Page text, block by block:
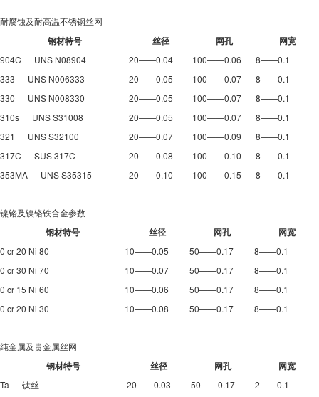
耐腐蚀及耐高温不锈钢丝网
钢材特号 丝径 网孔 网宽
904C UNS N08904 20——0.04 100——0.06
8——0.1
333 UNS N006333
20——0.05 100——0.07
8——0.1
330 UNS N008330
20——0.05 100——0.07
8——0.1
310s UNS S31008
20——0.05 100——0.07
8——0.1
321 UNS S32100
20——0.07 100——0.09
8——0.1
317C SUS 317C
20——0.08 100——0.10
8——0.1
353MA UNS S35315
20——0.10 100——0.15 8——0.1
镍铬及镍铬铁合金参数
钢材特号 丝径 网孔 网宽
0 cr 20 Ni 80 10——0.05 50——0.17
8——0.1
0 cr 30 Ni 70
10——0.07 50——0.17
8——0.1
0 cr 15 Ni 60
10——0.06 50——0.17
8——0.1
0 cr 20 Ni 30
10——0.08 50——0.17 8——0.1
纯金属及贵金属丝网
钢材特号 丝径 网孔 网宽
Ta 钛丝 20——0.03 50——0.17
2——0.1